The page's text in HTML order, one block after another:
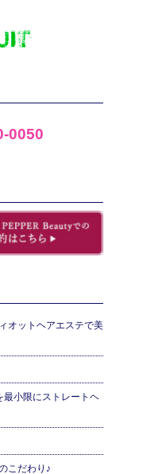
0050
オットヘアエステで美
最小限にストレートヘ
こだわり♪